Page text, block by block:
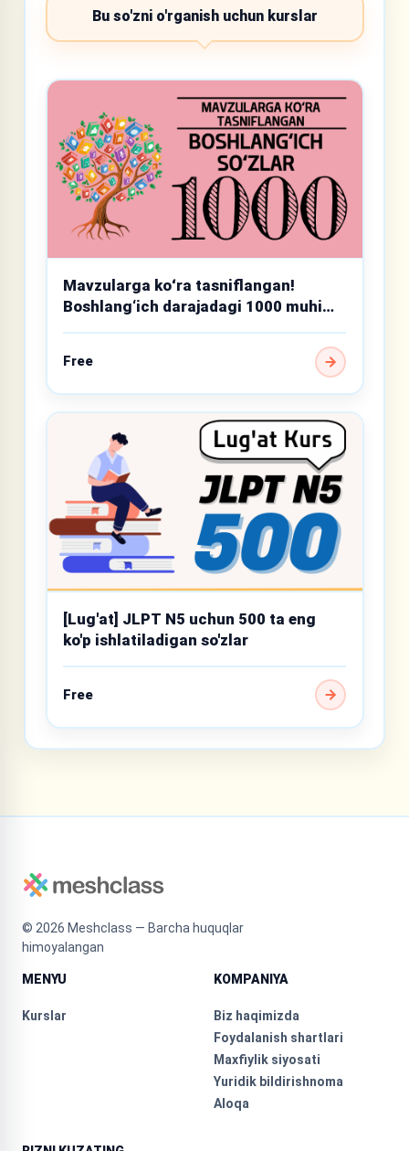
Bu so'zni o'rganish uchun kurslar
Mavzularga koʻra tasniflangan!
Boshlang‘ich darajadagi 1000 muhim
so‘z
Free
[Lug'at] JLPT N5 uchun 500 ta eng
ko'p ishlatiladigan so'zlar
Free
© 2026 Meshclass — Barcha huquqlar
himoyalangan
MENYU
Kurslar
KOMPANIYA
Biz haqimizda
Foydalanish shartlari
Maxfiylik siyosati
Yuridik bildirishnoma
Aloqa